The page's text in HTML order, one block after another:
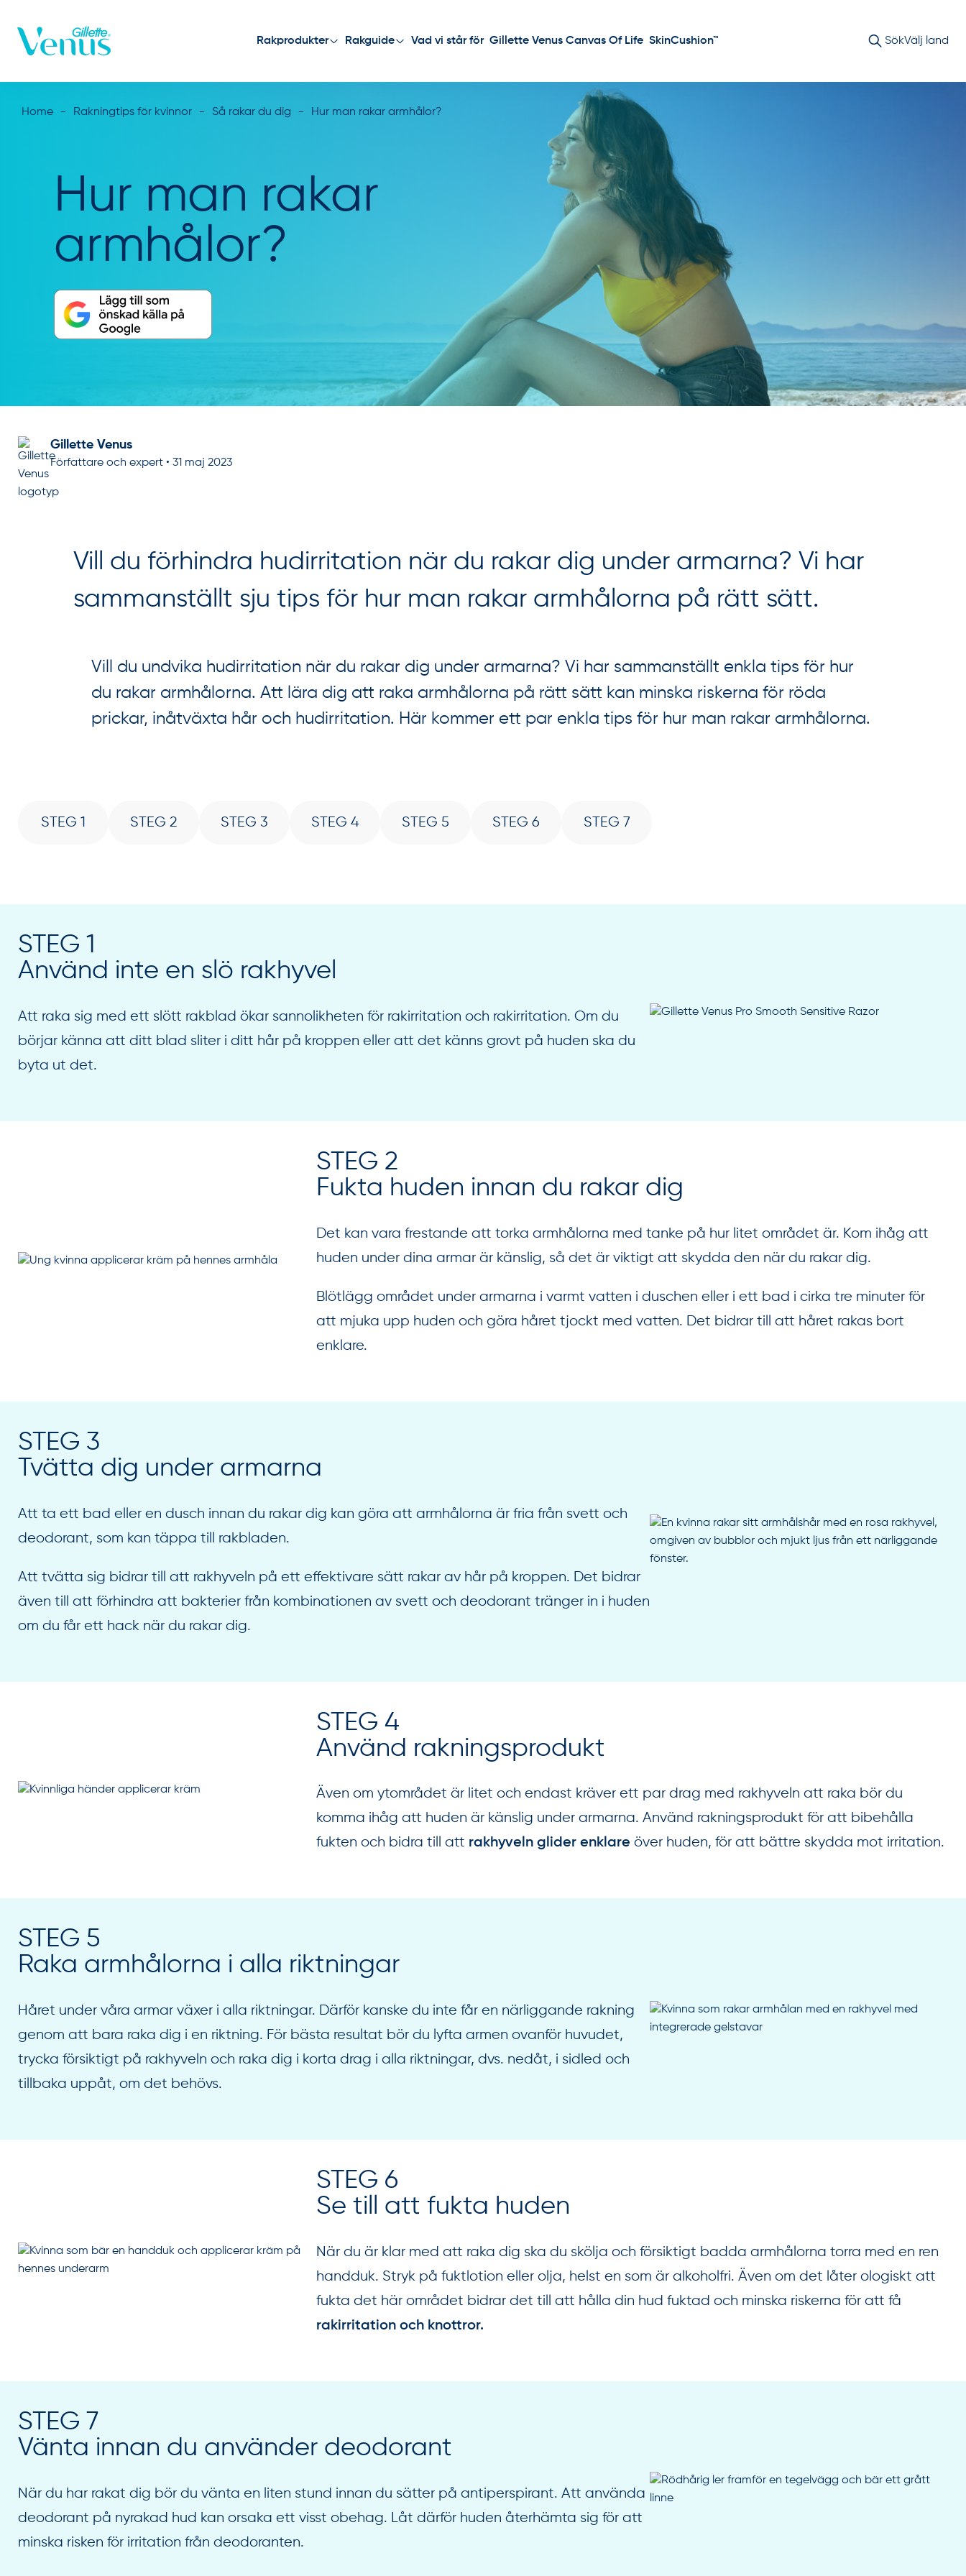
Rakprodukter Rakguide Vad vi står för Gillette Venus Canvas Of Life SkinCushion™ SökVälj land
Hur man rakar
armhålor?
Home Rakningtips för kvinnor Så rakar du dig Hur man rakar armhålor?
Gillette Venus
Författare och expert • 31 maj 2023
Vill du förhindra hudirritation när du rakar dig under armarna? Vi har
sammanställt sju tips för hur man rakar armhålorna på rätt sätt.
Vill du undvika hudirritation när du rakar dig under armarna? Vi har sammanställt enkla tips för hur
du rakar armhålorna. Att lära dig att raka armhålorna på rätt sätt kan minska riskerna för röda
prickar, inåtväxta hår och hudirritation. Här kommer ett par enkla tips för hur man rakar armhålorna.
STEG 1 STEG 2 STEG 3 STEG 4 STEG 5 STEG 6 STEG 7
STEG 1
Använd inte en slö rakhyvel
Att raka sig med ett slött rakblad ökar sannolikheten för rakirritation och rakirritation. Om du
börjar känna att ditt blad sliter i ditt hår på kroppen eller att det känns grovt på huden ska du
byta ut det.
STEG 2
Fukta huden innan du rakar dig
Det kan vara frestande att torka armhålorna med tanke på hur litet området är. Kom ihåg att
huden under dina armar är känslig, så det är viktigt att skydda den när du rakar dig.
Blötlägg området under armarna i varmt vatten i duschen eller i ett bad i cirka tre minuter för
att mjuka upp huden och göra håret tjockt med vatten. Det bidrar till att håret rakas bort
enklare.
STEG 3
Tvätta dig under armarna
Att ta ett bad eller en dusch innan du rakar dig kan göra att armhålorna är fria från svett och
deodorant, som kan täppa till rakbladen.
Att tvätta sig bidrar till att rakhyveln på ett effektivare sätt rakar av hår på kroppen. Det bidrar
även till att förhindra att bakterier från kombinationen av svett och deodorant tränger in i huden
om du får ett hack när du rakar dig.
STEG 4
Använd rakningsprodukt
Även om ytområdet är litet och endast kräver ett par drag med rakhyveln att raka bör du
komma ihåg att huden är känslig under armarna. Använd rakningsprodukt för att bibehålla
fukten och bidra till att rakhyveln glider enklare över huden, för att bättre skydda mot irritation.
STEG 5
Raka armhålorna i alla riktningar
Håret under våra armar växer i alla riktningar. Därför kanske du inte får en närliggande rakning
genom att bara raka dig i en riktning. För bästa resultat bör du lyfta armen ovanför huvudet,
trycka försiktigt på rakhyveln och raka dig i korta drag i alla riktningar, dvs. nedåt, i sidled och
tillbaka uppåt, om det behövs.
STEG 6
Se till att fukta huden
När du är klar med att raka dig ska du skölja och försiktigt badda armhålorna torra med en ren
handduk. Stryk på fuktlotion eller olja, helst en som är alkoholfri. Även om det låter ologiskt att
fukta det här området bidrar det till att hålla din hud fuktad och minska riskerna för att få
rakirritation och knottror.
STEG 7
Vänta innan du använder deodorant
När du har rakat dig bör du vänta en liten stund innan du sätter på antiperspirant. Att använda
deodorant på nyrakad hud kan orsaka ett visst obehag. Låt därför huden återhämta sig för att
minska risken för irritation från deodoranten.